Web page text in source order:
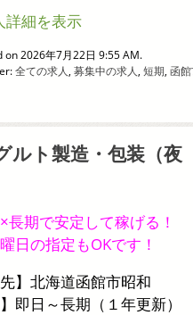
詳細を表示
on 2026年7月22日 9:55 AM.
全ての求人, 募集中の求人, 短期, 函
ルト製造・包装（夜
長期で安定して稼げる！
日の指定もOKです！
先】北海道函館市昭和
】即日～長期（１年更新）